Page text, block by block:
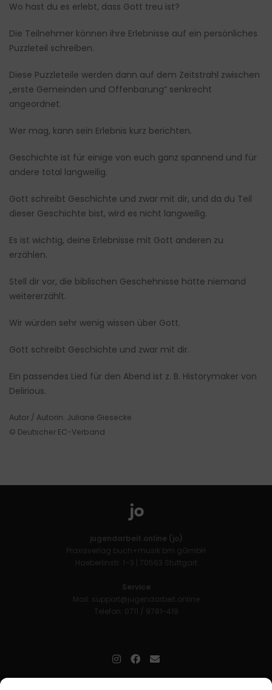
Wo hast du es erlebt, dass Gott treu ist?
Die Teilnehmer können ihre Erlebnisse auf ein persönliches
Puzzleteil schreiben.
Diese Puzzleteile werden dann auf dem Zeitstrahl zwischen
„erste Gemeinden und Offenbarung“ senkrecht
angeordnet.
Wer mag, kann sein Erlebnis kurz berichten.
Geschichte ist für einige von euch ganz spannend und für
andere total langweilig.
Gott schreibt Geschichte und zwar mit dir, und da du Teil
dieser Geschichte bist, wird es nicht langweilig.
Es ist wichtig, deine Erlebnisse mit Gott anderen zu
erzählen.
Stell dir vor, die biblischen Geschehnisse hätte niemand
weitererzählt.
Wir würden sehr wenig wissen über Gott.
Gott schreibt Geschichte und zwar mit dir.
Ein passendes Lied für den Abend ist z. B. Historymaker von
Delirious.
Autor / Autorin: Juliane Giesecke
© Deutscher EC-Verband
jugendarbeit.online (jo)
Praxisverlag buch+musik bm gGmbH
Haeberlinstr. 1–3 | 70563 Stuttgart
Service
Mail: support@jugendarbeit.online
Telefon: 0711 / 9781-419